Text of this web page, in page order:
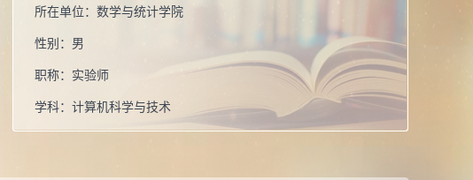
所在单位： 数学与统计学院
性别： 男
职称： 实验师
学科： 计算机科学与技术